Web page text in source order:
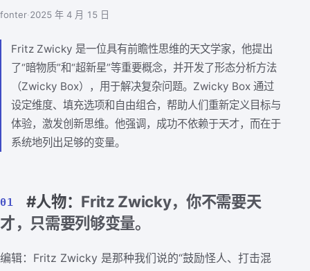
fonter·2025 年 4 月 15 日
Fritz Zwicky 是一位具有前瞻性思维的天文学家，他提出
了“暗物质”和“超新星”等重要概念，并开发了形态分析方法
（Zwicky Box），用于解决复杂问题。Zwicky Box 通过
设定维度、填充选项和自由组合，帮助人们重新定义目标与
体验，激发创新思维。他强调，成功不依赖于天才，而在于
系统地列出足够的变量。
01 #人物： Fritz Zwicky，你不需要天
才，只需要列够变量。
编辑：Fritz Zwicky 是那种我们说的“鼓励怪人、打击混